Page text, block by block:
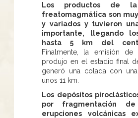
Los productos de la
freatomagmática son
y variados y tuvieron
importante, llegando
hasta 5 km del
Finalmente, la emisión
produjo en el estadio final
generó una colada con
unos 11 km.
Los depósitos
por fragmentación
erupciones volcánicas